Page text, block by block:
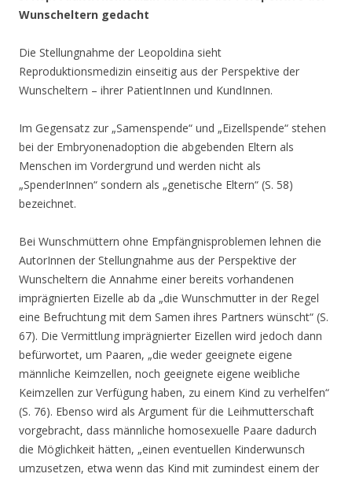
Wunscheltern gedacht
Die Stellungnahme der Leopoldina sieht
Reproduktionsmedizin einseitig aus der Perspektive der
Wunscheltern – ihrer PatientInnen und KundInnen.
Im Gegensatz zur „Samenspende“ und „Eizellspende“ stehen
bei der Embryonenadoption die abgebenden Eltern als
Menschen im Vordergrund und werden nicht als
„SpenderInnen“ sondern als „genetische Eltern“ (S. 58)
bezeichnet.
Bei Wunschmüttern ohne Empfängnisproblemen lehnen die
AutorInnen der Stellungnahme aus der Perspektive der
Wunscheltern die Annahme einer bereits vorhandenen
imprägnierten Eizelle ab da „die Wunschmutter in der Regel
eine Befruchtung mit dem Samen ihres Partners wünscht“ (S.
67). Die Vermittlung imprägnierter Eizellen wird jedoch dann
befürwortet, um Paaren, „die weder geeignete eigene
männliche Keimzellen, noch geeignete eigene weibliche
Keimzellen zur Verfügung haben, zu einem Kind zu verhelfen“
(S. 76). Ebenso wird als Argument für die Leihmutterschaft
vorgebracht, dass männliche homosexuelle Paare dadurch
die Möglichkeit hätten, „einen eventuellen Kinderwunsch
umzusetzen, etwa wenn das Kind mit zumindest einem der